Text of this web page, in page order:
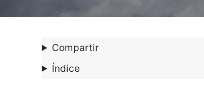
Compartir
Índice